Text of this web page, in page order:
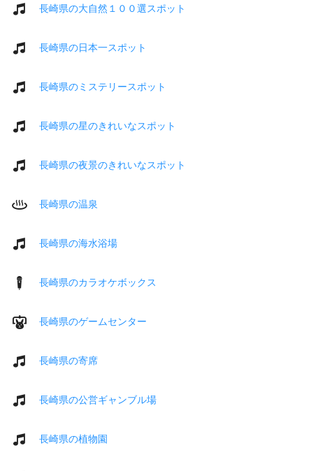
長崎県の大自然１００選スポット
長崎県の日本一スポット
長崎県のミステリースポット
長崎県の星のきれいなスポット
長崎県の夜景のきれいなスポット
長崎県の温泉
長崎県の海水浴場
長崎県のカラオケボックス
長崎県のゲームセンター
長崎県の寄席
長崎県の公営ギャンブル場
長崎県の植物園